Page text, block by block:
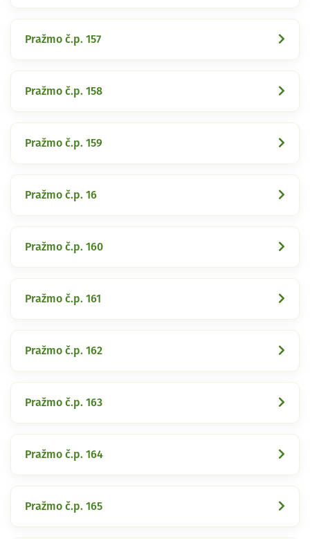
Pražmo č.p. 157
Pražmo č.p. 158
Pražmo č.p. 159
Pražmo č.p. 16
Pražmo č.p. 160
Pražmo č.p. 161
Pražmo č.p. 162
Pražmo č.p. 163
Pražmo č.p. 164
Pražmo č.p. 165